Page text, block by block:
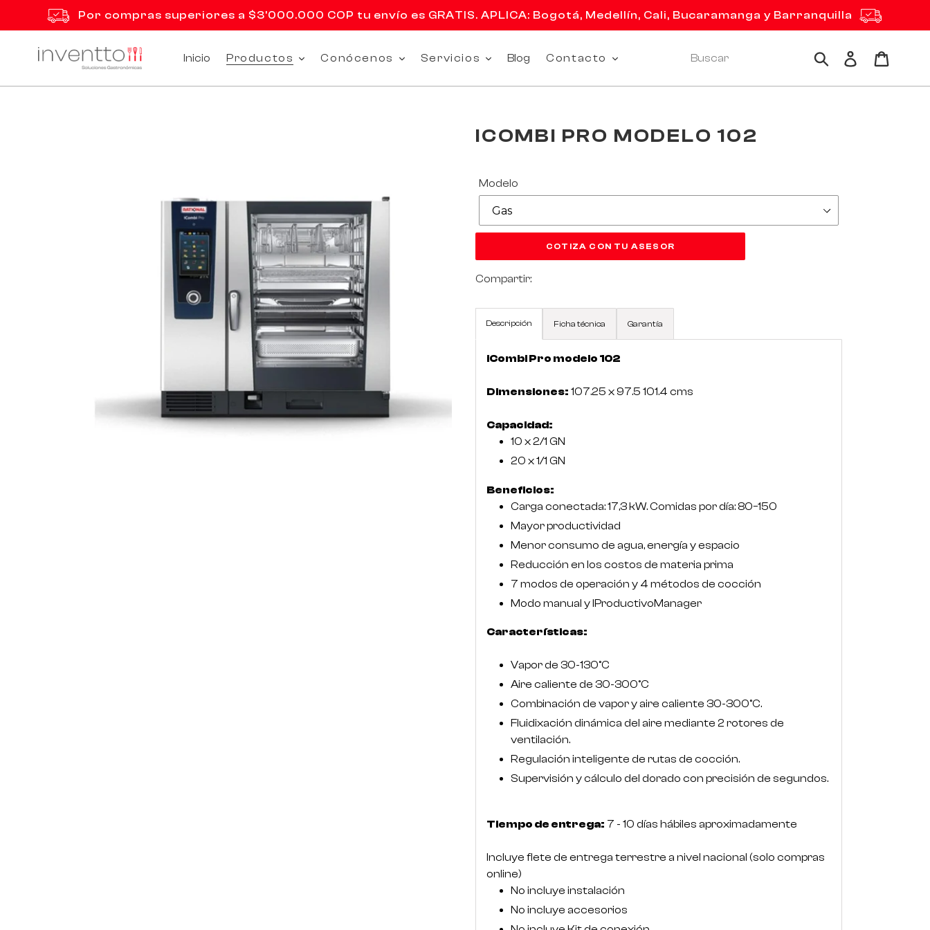
directamente
contenido
Por compras superiores a $3'000.000 COP tu envío es GRATIS. APLICA: Bogotá, Medellín, Cali, Bucaramanga y Barranquilla
Inicio Productos Conócenos Servicios Blog Contacto BuscarIngresar
ICOMBI PRO MODELO 102
Modelo
COTIZA CON TU ASESOR
Compartir:
Descripción Ficha técnica Garantía
iCombi Pro modelo 102
Dimensiones: 107.25 x 97.5 101.4 cms
Capacidad:
10 x 2/1 GN
20 x 1/1 GN
Beneficios:
Carga conectada: 17,3 kW. Comidas por día: 80−150
Mayor productividad
Menor consumo de agua, energía y espacio
Reducción en los costos de materia prima
7 modos de operación y 4 métodos de cocción
Modo manual y IProductivoManager
Características:
Vapor de 30-130°C
Aire caliente de 30-300°C
Combinación de vapor y aire caliente 30-300°C.
Fluidixación dinámica del aire mediante 2 rotores de
ventilación.
Regulación inteligente de rutas de cocción.
Supervisión y cálculo del dorado con precisión de segundos.
Tiempo de entrega: 7 - 10 días hábiles aproximadamente
Incluye flete de entrega terrestre a nivel nacional (solo compras
online)
No incluye instalación
No incluye accesorios